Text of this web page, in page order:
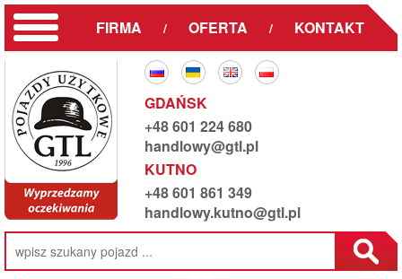
FIRMA / OFERTA / KONTAKT
GDAŃSK
+48 601 224 680
handlowy@gtl.pl
KUTNO
+48 601 861 349
handlowy.kutno@gtl.pl